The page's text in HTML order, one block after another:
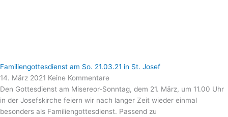
Familiengottesdienst am So. 21.03.21 in St. Josef
14. März 2021 Keine Kommentare
Den Gottesdienst am Misereor-Sonntag, dem 21. März, um 11.00 Uhr
in der Josefskirche feiern wir nach langer Zeit wieder einmal
besonders als Familiengottesdienst. Passend zu